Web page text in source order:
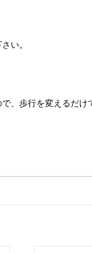
い。
、歩行を変えるだけ